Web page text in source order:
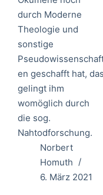
durch Moderne
Theologie und
sonstige
en geschafft hat, das
gelingt ihm
womöglich durch
die sog.
Nahtodforschung.
Norbert
Homuth
6. März 2021